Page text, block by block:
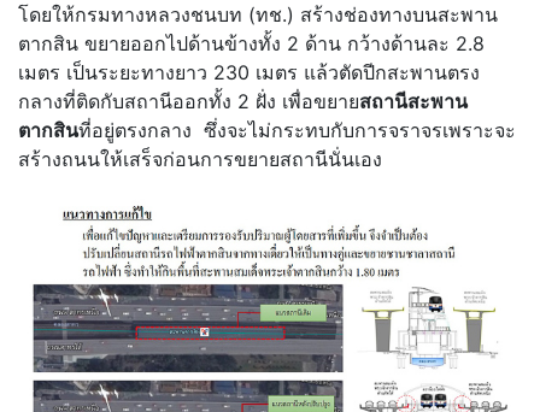
โดยให้กรมทางหลวงชนบท (ทช.) สร้างช่องทางบนสะพาน
ตากสิน ขยายออกไปด้านข้างทั้ง 2 ด้าน กว้างด้านละ 2.8
เมตร เป็นระยะทางยาว 230 เมตร แล้วตัดปีกสะพานตรง
กลางที่ติดกับสถานีออกทั้ง 2 ฝั่ง เพื่อขยายสถานีสะพาน
ตากสินที่อยู่ตรงกลาง ซึ่งจะไม่กระทบกับการจราจรเพราะจะ
สร้างถนนให้เสร็จก่อนการขยายสถานีนั่นเอง